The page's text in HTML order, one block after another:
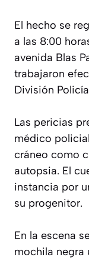
El hecho se
a las 8:00
avenida Blas
trabajaron
División
Las pericias
médico
cráneo como
autopsia. El
instancia por
su progenitor.
En la escena
mochila negra